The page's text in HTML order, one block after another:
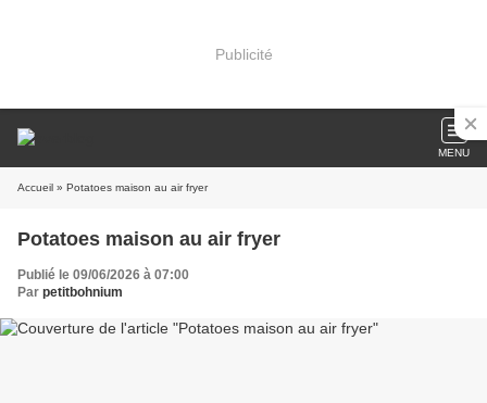
Publicité
MENU
Accueil » Potatoes maison au air fryer
Potatoes maison au air fryer
Publié le 09/06/2026 à 07:00
Par petitbohnium